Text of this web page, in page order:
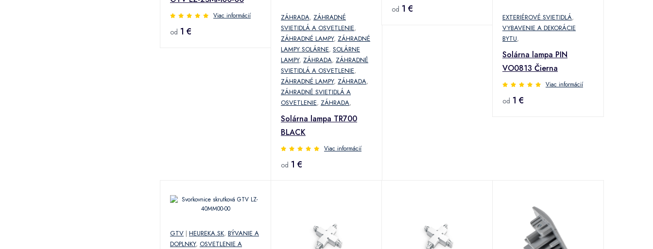
Viac informácií
od 1 €
ZÁHRADA, ZÁHRADNÉ
SVIETIDLÁ A OSVETLENIE,
ZÁHRADNÉ LAMPY, ZÁHRADNÉ
LAMPY SOLÁRNE, SOLÁRNE
LAMPY, ZÁHRADA, ZÁHRADNÉ
SVIETIDLÁ A OSVETLENIE,
ZÁHRADNÉ LAMPY, ZÁHRADA,
ZÁHRADNÉ SVIETIDLÁ A
OSVETLENIE, ZÁHRADA,
Solárna lampa TR700
BLACK
Viac informácií
od 1 €
od 1 €
EXTERIÉROVÉ SVIETIDLÁ,
VYBAVENIE A DEKORÁCIE
BYTU,
Solárna lampa PIN
VO0813 Čierna
Viac informácií
od 1 €
GTV | HEUREKA.SK, BÝVANIE A
DOPLNKY, OSVETLENIE A